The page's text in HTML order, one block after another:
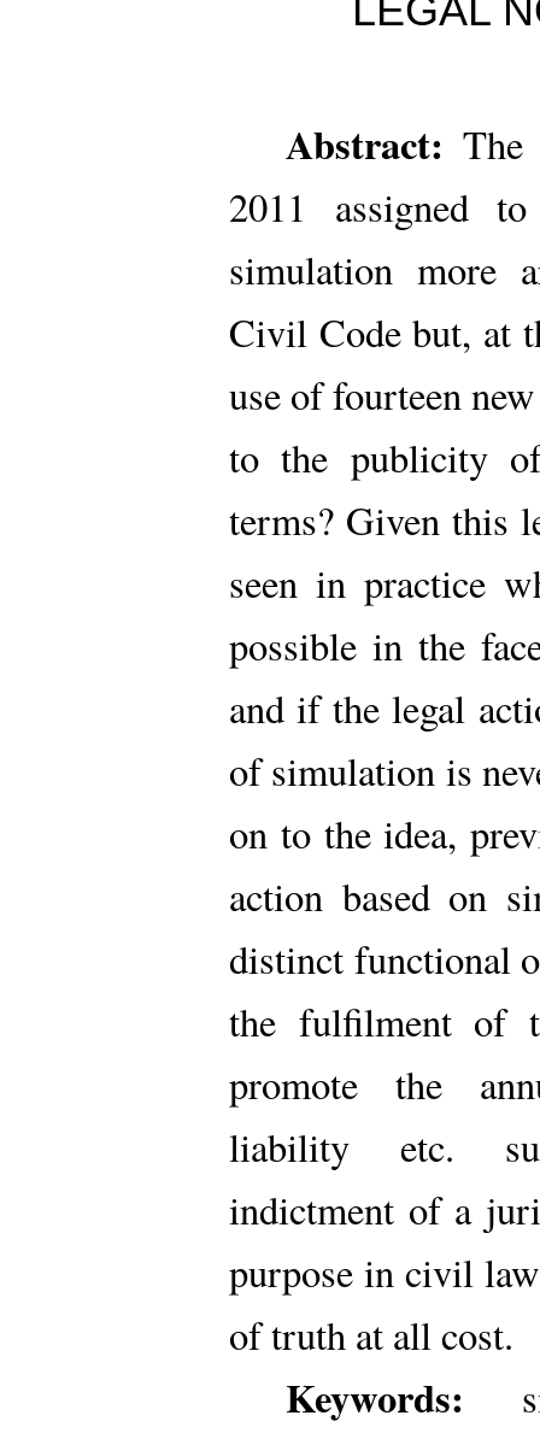
LEGAL
Abstract:
2011 assigned
simulation more
Civil Code but, at
use of fourteen
to the publicity
terms? Given this
seen in practice
possible in the
and if the legal
of simulation is
on to the idea,
action based on
distinct functional
the fulfilment of
promote the
liability etc.
indictment of a
purpose in civil
of truth at all cost.
Keywords: